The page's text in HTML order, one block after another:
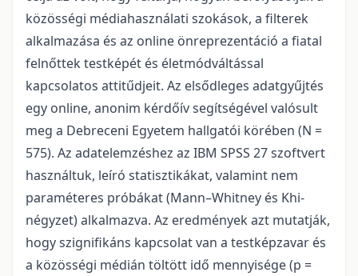
közösségi médiahasználati szokások, a filterek
alkalmazása és az online önreprezentáció a fiatal
felnőttek testképét és életmódváltással
kapcsolatos attitűdjeit. Az elsődleges adatgyűjtés
egy online, anonim kérdőív segítségével valósult
meg a Debreceni Egyetem hallgatói körében (N =
575). Az adatelemzéshez az IBM SPSS 27 szoftvert
használtuk, leíró statisztikákat, valamint nem
paraméteres próbákat (Mann–Whitney és Khi-
négyzet) alkalmazva. Az eredmények azt mutatják,
hogy szignifikáns kapcsolat van a testképzavar és
a közösségi médián töltött idő mennyisége (p =